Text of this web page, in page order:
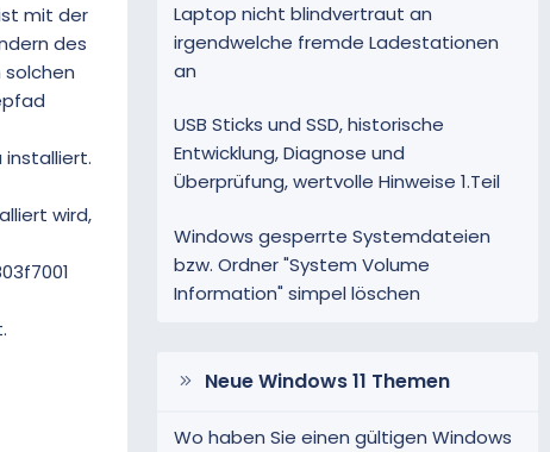
mit der
des
installiert.
wird,
Laptop nicht blindvertraut an
irgendwelche fremde Ladestationen
an
USB Sticks und SSD, historische
Entwicklung, Diagnose und
Überprüfung, wertvolle Hinweise 1.Teil
Windows gesperrte Systemdateien
bzw. Ordner "System Volume
Information" simpel löschen
Neue Windows 11 Themen
Wo haben Sie einen gültigen Windows